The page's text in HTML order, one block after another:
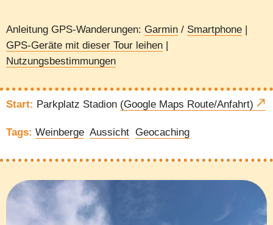
Anleitung GPS-Wanderungen: Garmin / Smartphone
GPS-Geräte mit dieser Tour leihen
Nutzungsbestimmungen
Start: Parkplatz Stadion (Google Maps Route/Anfahrt)
Tags: Weinberge Aussicht Geocaching